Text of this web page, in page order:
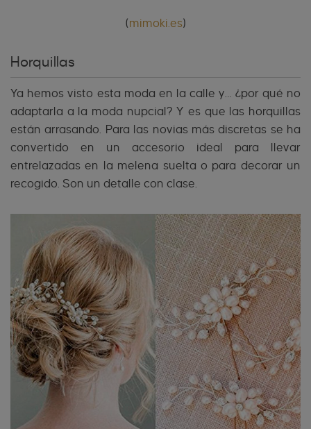
(mimoki.es)
Horquillas
Ya hemos visto esta moda en la calle y… ¿por qué no
adaptarla a la moda nupcial? Y es que las horquillas
están arrasando. Para las novias más discretas se ha
convertido en un accesorio ideal para llevar
entrelazadas en la melena suelta o para decorar un
recogido. Son un detalle con clase.